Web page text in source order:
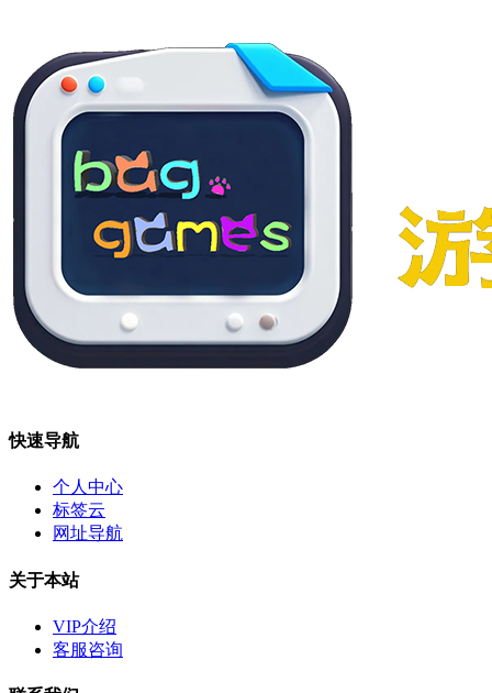
快速导航
个人中心
标签云
网址导航
关于本站
VIP介绍
客服咨询